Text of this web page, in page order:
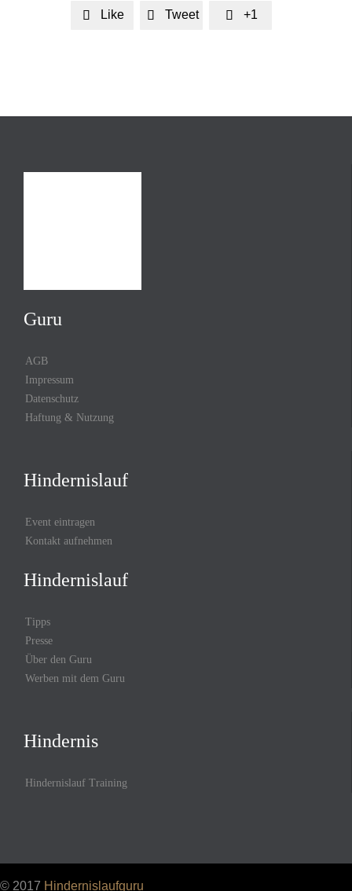
 Like  Tweet  +1
Guru
AGB
Impressum
Datenschutz
Haftung & Nutzung
Hindernislauf
Event eintragen
Kontakt aufnehmen
Hindernislauf
Tipps
Presse
Über den Guru
Werben mit dem Guru
Hindernis
Hindernislauf Training
© 2017 Hindernislaufguru